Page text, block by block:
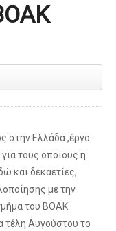
στην Ελλάδα ,έργο
τους οποίους η
και δεκαετίες,
με την
του ΒΟΑΚ
τέλη Αυγούστου το